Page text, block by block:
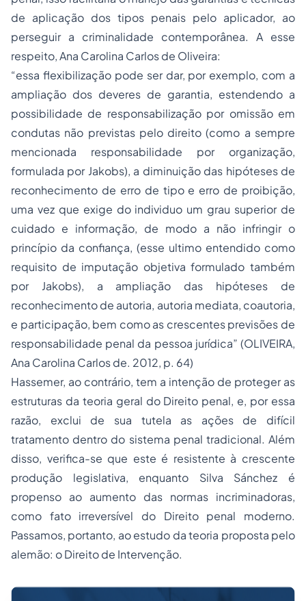
de aplicação dos tipos penais pelo aplicador, ao
perseguir a criminalidade contemporânea. A esse
respeito, Ana Carolina Carlos de Oliveira:
“essa flexibilização pode ser dar, por exemplo, com a
ampliação dos deveres de garantia, estendendo a
possibilidade de responsabilização por omissão em
condutas não previstas pelo direito (como a sempre
mencionada responsabilidade por organização,
formulada por Jakobs), a diminuição das hipóteses de
reconhecimento de erro de tipo e erro de proibição,
uma vez que exige do individuo um grau superior de
cuidado e informação, de modo a não infringir o
princípio da confiança, (esse ultimo entendido como
requisito de imputação objetiva formulado também
por Jakobs), a ampliação das hipóteses de
reconhecimento de autoria, autoria mediata, coautoria,
e participação, bem como as crescentes previsões de
responsabilidade penal da pessoa jurídica” (OLIVEIRA,
Ana Carolina Carlos de. 2012, p. 64)
Hassemer, ao contrário, tem a intenção de proteger as
estruturas da teoria geral do Direito penal, e, por essa
razão, exclui de sua tutela as ações de difícil
tratamento dentro do sistema penal tradicional. Além
disso, verifica-se que este é resistente à crescente
produção legislativa, enquanto Silva Sánchez é
propenso ao aumento das normas incriminadoras,
como fato irreversível do Direito penal moderno.
Passamos, portanto, ao estudo da teoria proposta pelo
alemão: o Direito de Intervenção.